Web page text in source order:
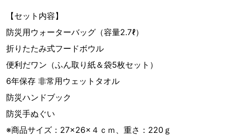
【セット内容】
防災用ウォーターバッグ（容量2.7ℓ）
折りたたみ式フードボウル
便利だワン（ふん取り紙＆袋5枚セット）
6年保存 非常用ウェットタオル
防災ハンドブック
防災手ぬぐい
※商品サイズ：27×26×４ｃｍ、重さ：220ｇ